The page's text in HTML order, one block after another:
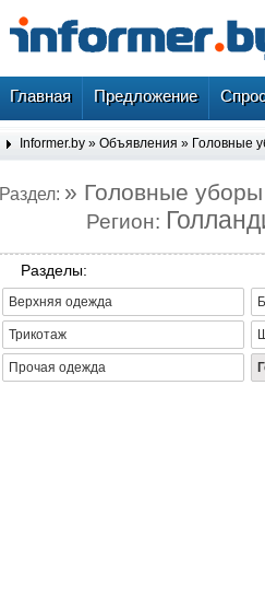
Главная Предложение
Informer.by » Объявления » Головные
Раздел: » Головные уборы
Регион:
Разделы:
Верхняя одежда
Трикотаж
Прочая одежда